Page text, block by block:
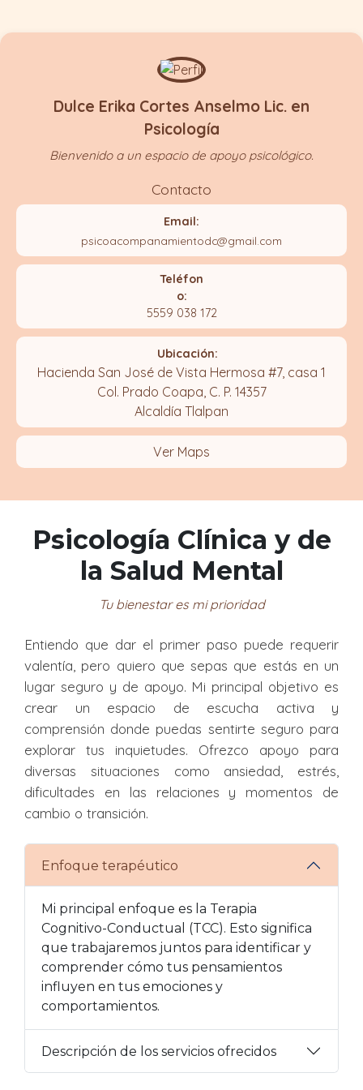
Dulce Erika Cortes Anselmo Lic. en
Psicología
Bienvenido a un espacio de apoyo psicológico.
Contacto
Email:
psicoacompanamientodc@gmail.com
Teléfon
o:
5559 038 172
Ubicación:
Hacienda San José de Vista Hermosa #7, casa 1
Col. Prado Coapa, C. P. 14357
Alcaldía Tlalpan
Ver Maps
Psicología Clínica y de
la Salud Mental
Tu bienestar es mi prioridad
Entiendo que dar el primer paso puede requerir
valentía, pero quiero que sepas que estás en un
lugar seguro y de apoyo. Mi principal objetivo es
crear un espacio de escucha activa y
comprensión donde puedas sentirte seguro para
explorar tus inquietudes. Ofrezco apoyo para
diversas situaciones como ansiedad, estrés,
dificultades en las relaciones y momentos de
cambio o transición.
Enfoque terapéutico
Mi principal enfoque es la Terapia
Cognitivo-Conductual (TCC). Esto significa
que trabajaremos juntos para identificar y
comprender cómo tus pensamientos
influyen en tus emociones y
comportamientos.
Descripción de los servicios ofrecidos